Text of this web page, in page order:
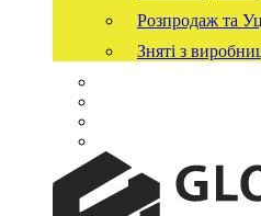
Розпродаж та
Зняті з